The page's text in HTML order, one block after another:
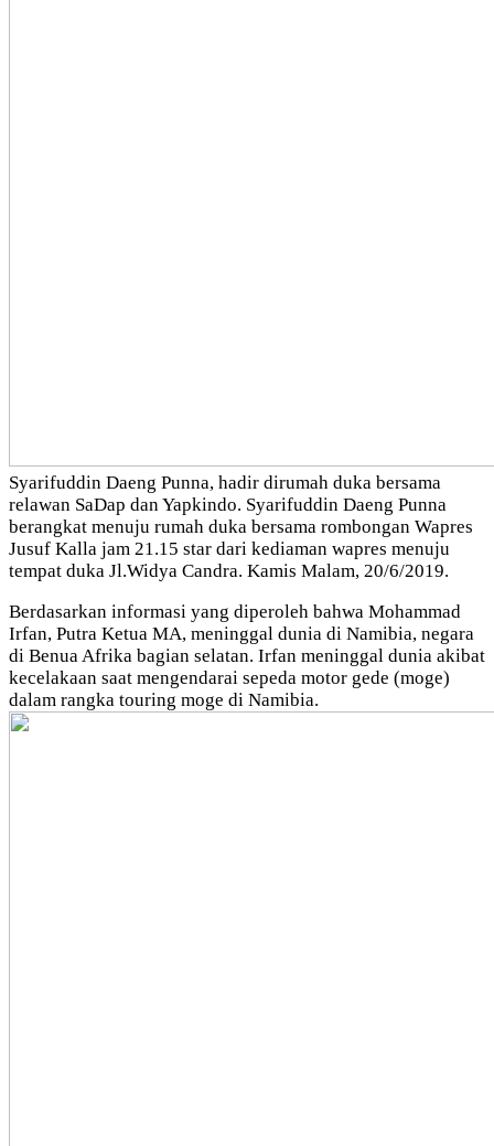
Syarifuddin Daeng Punna, hadir dirumah duka bersama
relawan SaDap dan Yapkindo. Syarifuddin Daeng Punna
berangkat menuju rumah duka bersama rombongan Wapres
Jusuf Kalla jam 21.15 star dari kediaman wapres menuju
tempat duka Jl.Widya Candra. Kamis Malam, 20/6/2019.
Berdasarkan informasi yang diperoleh bahwa Mohammad
Irfan, Putra Ketua MA, meninggal dunia di Namibia, negara
di Benua Afrika bagian selatan. Irfan meninggal dunia akibat
kecelakaan saat mengendarai sepeda motor gede (moge)
dalam rangka touring moge di Namibia.